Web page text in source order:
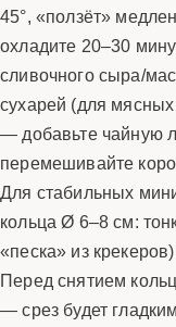
45°, «ползёт»
охладите 20–30
сливочного сыра/
сухарей (для
— добавьте чайную
перемешивайте
Для стабильных
кольца Ø 6–8 см:
«песка» из
Перед снятием
— срез будет